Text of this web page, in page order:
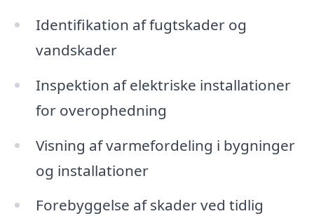
Identifikation af fugtskader og
vandskader
Inspektion af elektriske installationer
for overophedning
Visning af varmefordeling i bygninger
og installationer
Forebyggelse af skader ved tidlig